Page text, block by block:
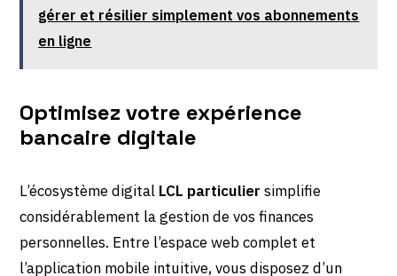
gérer et résilier simplement vos abonnements
en ligne
Optimisez votre expérience
bancaire digitale
L’écosystème digital LCL particulier simplifie
considérablement la gestion de vos finances
personnelles. Entre l’espace web complet et
l’application mobile intuitive, vous disposez d’un